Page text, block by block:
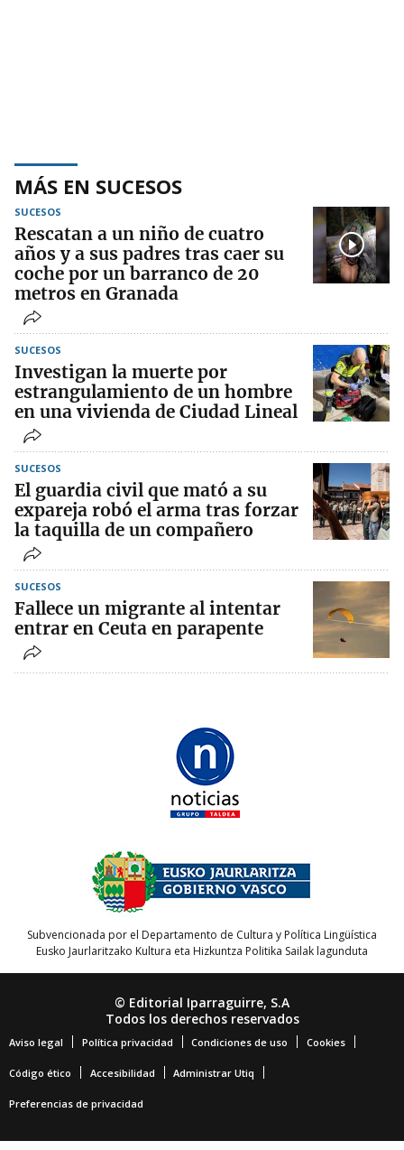
MÁS EN SUCESOS
SUCESOS
Rescatan a un niño de cuatro
años y a sus padres tras caer su
coche por un barranco de 20
metros en Granada
SUCESOS
Investigan la muerte por
estrangulamiento de un hombre
en una vivienda de Ciudad Lineal
SUCESOS
El guardia civil que mató a su
expareja robó el arma tras forzar
la taquilla de un compañero
SUCESOS
Fallece un migrante al intentar
entrar en Ceuta en parapente
Subvencionada por el Departamento de Cultura y Política Lingüística
Eusko Jaurlaritzako Kultura eta Hizkuntza Politika Sailak lagunduta
© Editorial Iparraguirre, S.A
Todos los derechos reservados
Aviso legal Política privacidad Condiciones de uso Cookies
Código ético Accesibilidad Administrar Utiq
Preferencias de privacidad